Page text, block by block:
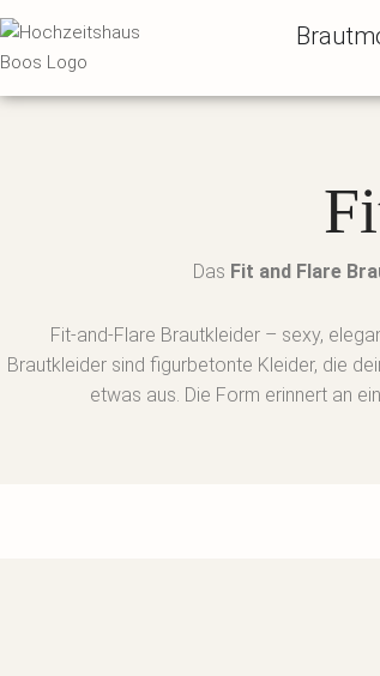
Zum
Inhalt
springen
Das Fit and Flare
Fit-and-Flare Brautkleider – sexy,
Brautkleider sind figurbetonte Kleider, die
etwas aus. Die Form erinnert an